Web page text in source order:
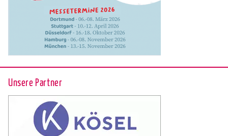
Unsere Partner